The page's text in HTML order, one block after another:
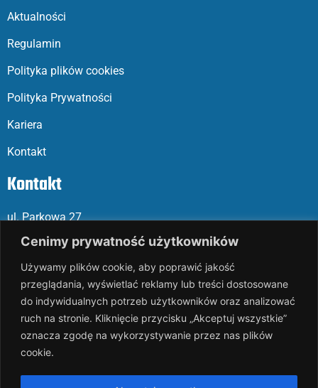
Cenimy prywatność użytkowników
Używamy plików cookie, aby poprawić jakość
przeglądania, wyświetlać reklamy lub treści dostosowane
do indywidualnych potrzeb użytkowników oraz analizować
ruch na stronie. Kliknięcie przycisku „Akceptuj wszystkie”
oznacza zgodę na wykorzystywanie przez nas plików
cookie.
Aktualności
Regulamin
Polityka plików cookies
Polityka Prywatności
Kariera
Kontakt
Kontakt
ul. Parkowa 27
05-120 Legionowo
Mail: slalp@slalp.com.pl
Telefon: 732 86 6 667 | 731 466 667
KRS 0000289744
NIP 536-18 3-07-25
REGON 1411